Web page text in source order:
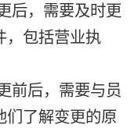
后，需要及时更
，包括营业执
前后，需要与员
们了解变更的原